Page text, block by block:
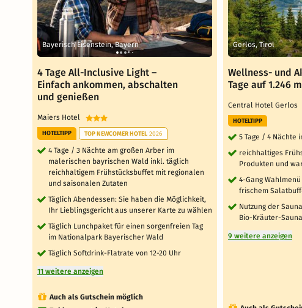
Bayerisch Eisenstein, Bayern
4 Tage All-Inclusive Light –
Einfach ankommen, abschalten
und genießen
Maiers Hotel
HOTELTIPP TOP NEWCOMER HOTEL 2026
4 Tage / 3 Nächte am großen Arber im
malerischen bayrischen Wald inkl. täglich
reichhaltigem Frühstücksbuffet mit regionalen
und saisonalen Zutaten
Täglich Abendessen: Sie haben die Möglichkeit,
Ihr Lieblingsgericht aus unserer Karte zu wählen
Täglich Lunchpaket für einen sorgenfreien Tag
im Nationalpark Bayerischer Wald
Täglich Softdrink-Flatrate von 12-20 Uhr
11 weitere anzeigen
Auch als Gutschein möglich
Gerlos, Tirol
Wellness- und
Tage auf 1.246 m
Central Hotel Gerlos
HOTELTIPP
5 Tage / 4 Nächte
reichhaltiges
Produkten und
4-Gang
frischem
Nutzung der
Bio-Kräuter-
9 weitere anzeigen